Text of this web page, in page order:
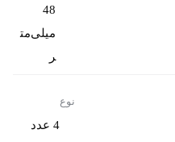
48
میلی‌مت
ر
نوع
4 عدد